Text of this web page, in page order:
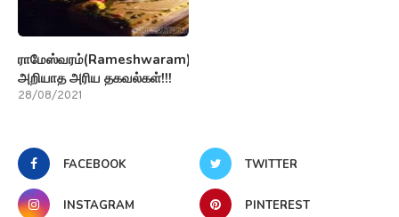
ராமேஸ்வரம்(Rameshwaram)பற்றி
அறியாத அரிய தகவல்கள்!!!
28/08/2021
FACEBOOK TWITTER
INSTAGRAM PINTEREST